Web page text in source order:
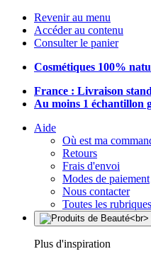
Revenir au menu
Accéder au contenu
Consulter le panier
Cosmétiques 100%
France : Livraison
Au moins 1 échantillon
Aide
Où est ma
Retours
Frais d'envoi
Modes de paiement
Nous contacter
Toutes les rubriques
Plus d'inspiration